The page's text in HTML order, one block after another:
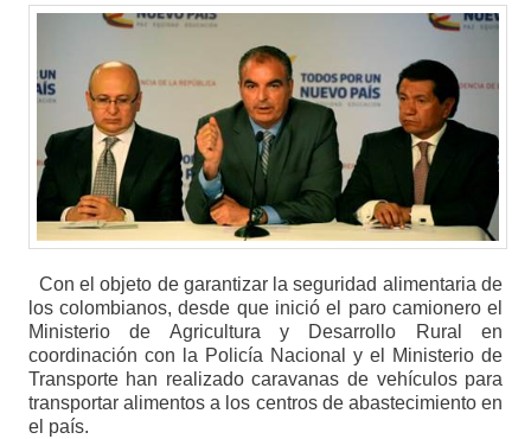
Con el objeto de garantizar la seguridad alimentaria de
los colombianos, desde que inició el paro camionero el
Ministerio de Agricultura y Desarrollo Rural en
coordinación con la Policía Nacional y el Ministerio de
Transporte han realizado caravanas de vehículos para
transportar alimentos a los centros de abastecimiento en
el país.